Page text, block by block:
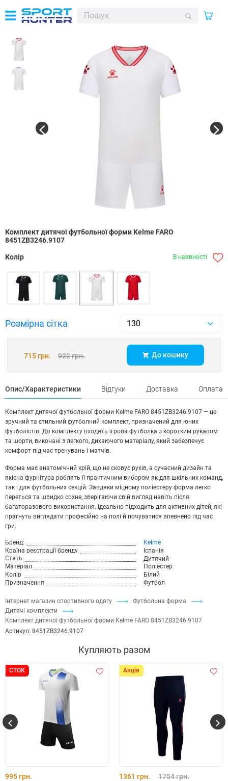
Інтернет магазин спортивного одягу
Футбольна форма
Дитячі комплекти
Комплект дитячої футбольної форми Kelme FARO 8451ZB3246.9107
Комплект дитячої футбольної форми Kelme FARO
8451ZB3246.9107
В наявності
Колір
Розмірна сітка
715 грн. 922 грн. До кошику
Опис/Характеристики Відгуки Доставка Оплата
Комплект дитячої футбольної форми Kelme FARO 8451ZB3246.9107 — це
зручний та стильний футболний комплект, призначений для юних
футболістів. До комплекту входять ігрова футболка з коротким рукавом
та шорти, виконані з легкого, дихаючого матеріалу, який забезпечує
комфорт під час тренувань і матчів.
Форма має анатомічний крій, що не сковує рухів, а сучасний дизайн та
якісна фурнітура роблять її практичним вибором як для шкільних команд,
так і для футбольних секцій. Завдяки міцному поліестеру форма легко
переться та швидко сохне, зберігаючи свій вигляд навіть після
багаторазового використання. Ідеально підходить для активних дітей, які
прагнуть виглядати професійно на полі й почуватися впевнено під час
гри.
Бренд:
Kelme
Країна реєстрації бренду
Іспанія
Стать
Дитячий
Матеріал
Поліестер
Колір
Білий
Призначення
Футбол
Артикул: 8451ZB3246.9107
Купляють разом
СТОК
995 грн.
Акція
1361 грн. 1754 грн.